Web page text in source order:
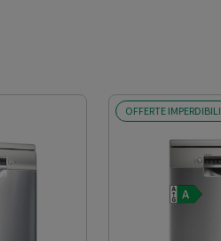
OFFERTE IMPERDIBILI